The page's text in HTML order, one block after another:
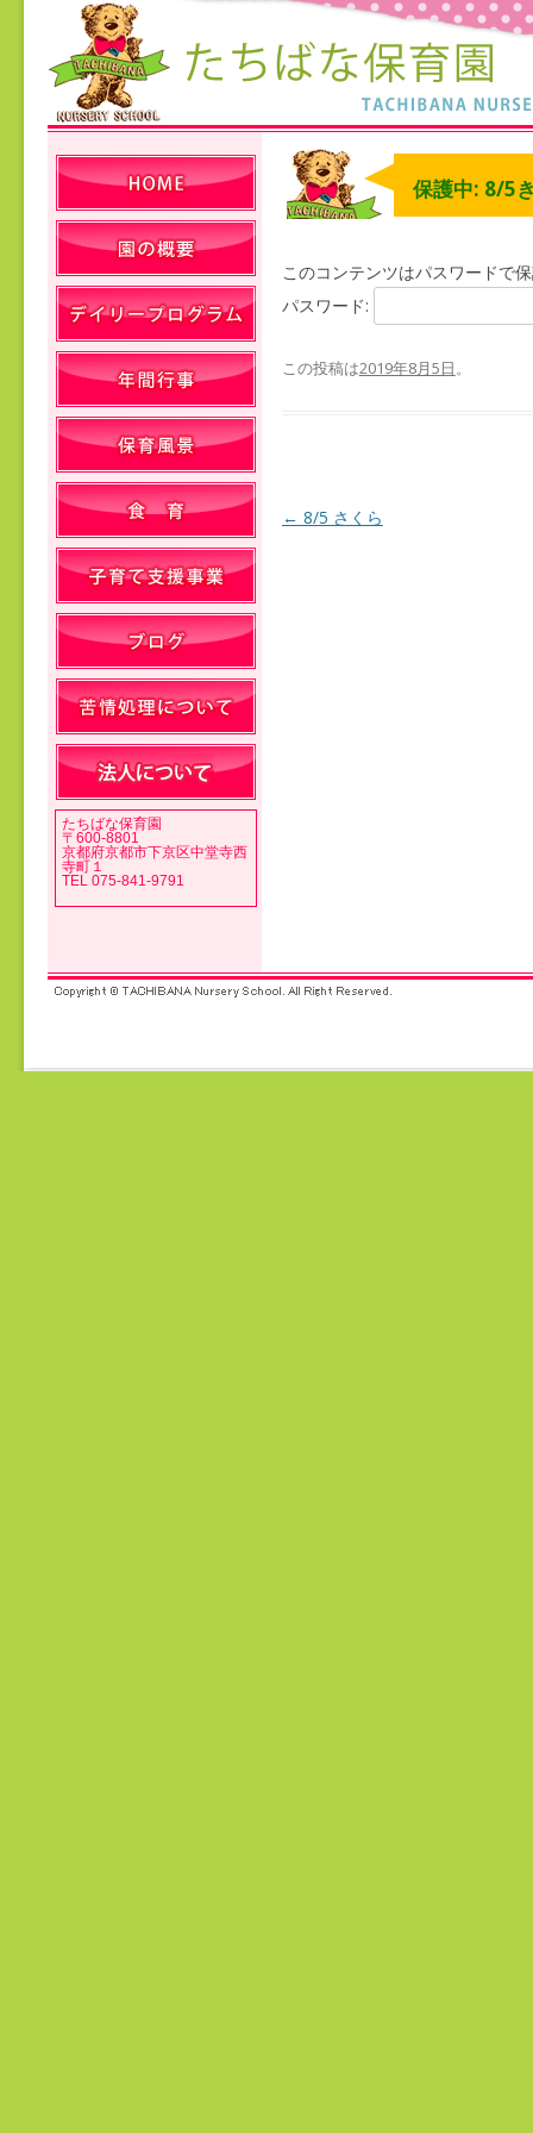
保護中: 8/5
このコンテンツはパスワードで
パスワード:
この投稿は2019年8月5日。
投稿ナビゲーション
← 8/5 さくら
たちばな保育園
〒600-8801
京都府京都市下京区中堂寺西
寺町１
TEL 075-841-9791